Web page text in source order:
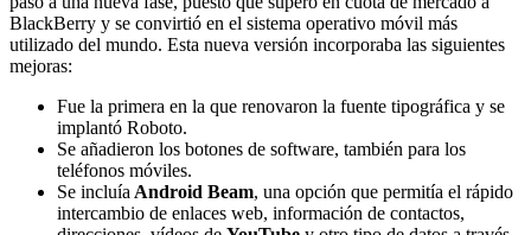
BlackBerry y se convirtió en el sistema operativo móvil más
utilizado del mundo. Esta nueva versión incorporaba las siguientes
mejoras:
Fue la primera en la que renovaron la fuente tipográfica y se
implantó Roboto.
Se añadieron los botones de software, también para los
teléfonos móviles.
Se incluía Android Beam, una opción que permitía el rápido
intercambio de enlaces web, información de contactos,